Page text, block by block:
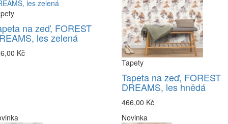
na zeď, FOREST
les zelená
Kč
Tapety
Tapeta na zeď, FOREST
DREAMS, les hnědá
466,00 Kč
Novinka